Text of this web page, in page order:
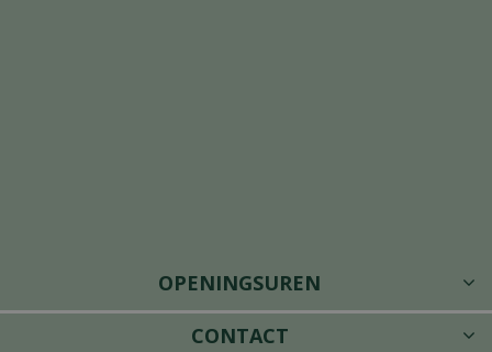
OPENINGSUREN
CONTACT